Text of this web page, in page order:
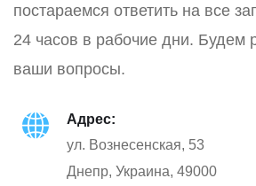
постараемся ответить на все
24 часов в рабочие дни. Будем
ваши вопросы.
Адрес:
ул. Вознесенская, 53
Днепр, Украина, 49000